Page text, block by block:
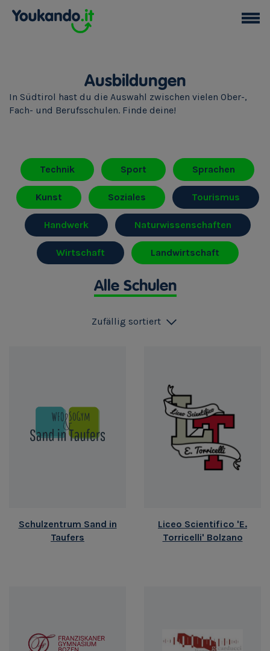
Ausbildungen
In Südtirol hast du die Auswahl zwischen vielen Ober-,
Fach- und Berufsschulen. Finde deine!
Technik Sport Sprachen
Kunst Soziales Tourismus
Handwerk Naturwissenschaften
Wirtschaft Landwirtschaft
Alle Schulen
Zufällig sortiert
Schulzentrum Sand in
Taufers
Liceo Scientifico 'E.
Torricelli' Bolzano